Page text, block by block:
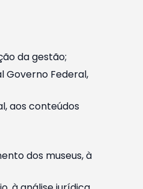
da gestão;
Governo Federal,
aos conteúdos
dos museus, à